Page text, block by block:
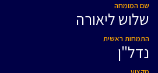
שם המומחה
שלוש ליאורה
התמחות ראשית
נדל"ן